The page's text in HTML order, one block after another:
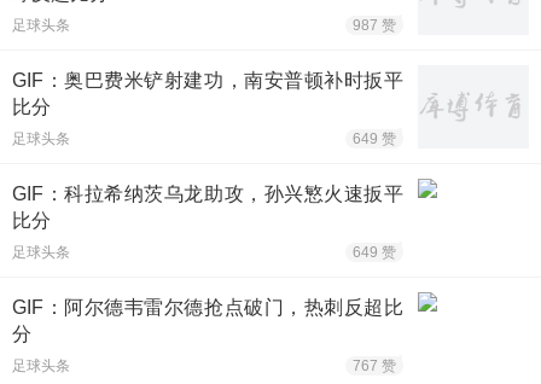
足球头条 987 赞
GIF：奥巴费米铲射建功，南安普顿补时扳平
比分
足球头条 649 赞
GIF：科拉希纳茨乌龙助攻，孙兴慜火速扳平
比分
足球头条 649 赞
GIF：阿尔德韦雷尔德抢点破门，热刺反超比
分
足球头条 767 赞